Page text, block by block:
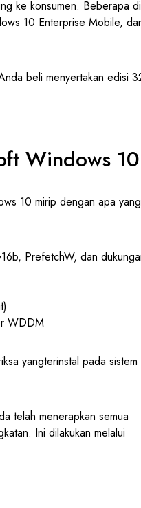
ke konsumen. Beberapa di
10 Enterprise Mobile,
beli menyertakan edisi
Windows 10
10 mirip dengan apa yang
PrefetchW, dan
WDDM
yangterinstal pada sistem
telah menerapkan semua
Ini dilakukan melalui